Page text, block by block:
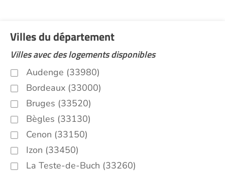
Villes du département
Villes avec des logements disponibles
Audenge (33980)
Bordeaux (33000)
Bruges (33520)
Bègles (33130)
Cenon (33150)
Izon (33450)
La Teste-de-Buch (33260)